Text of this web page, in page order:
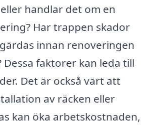
handlar det om en
Har trappen skador
innan renoveringen
Dessa faktorer kan leda till
Det är också värt att
av räcken eller
kan öka arbetskostnaden,